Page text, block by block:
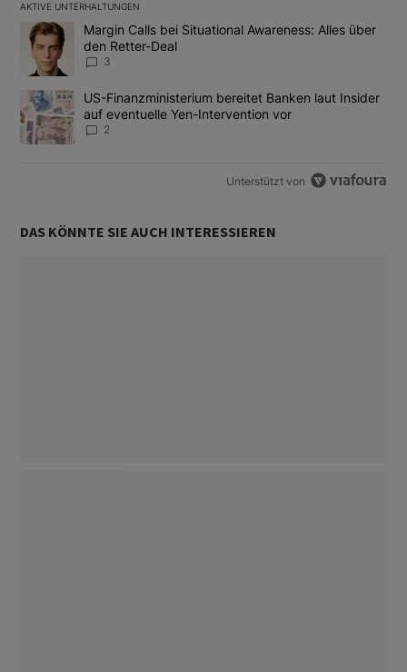
AKTIVE UNTERHALTUNGEN
Das Folgende ist eine Liste der am meisten kommentierten
Ein Trendartikel mit dem Titel "Margin Calls bei Situational
Margin Calls bei Situational Awareness: Alles über
den Retter-Deal
3
Ein Trendartikel mit dem Titel "US-Finanzministerium bereitet
US-Finanzministerium bereitet Banken laut Insider
auf eventuelle Yen-Intervention vor
2
Unterstützt von
DAS KÖNNTE SIE AUCH INTERESSIEREN